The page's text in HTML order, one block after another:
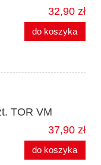
32,90 zł
do koszyka
TOR VM
37,90 zł
do koszyka